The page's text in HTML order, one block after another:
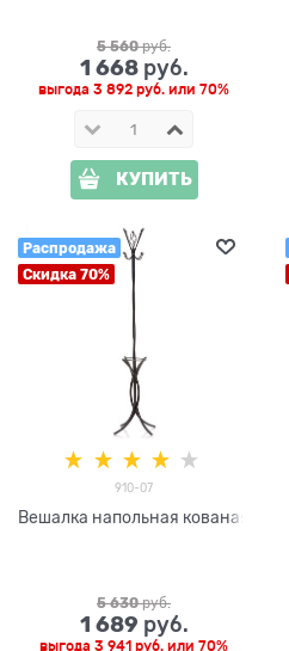
5 560 руб.
1 668 руб.
выгода 3 892 руб. или 70%
КУПИТЬ
Распродажа
Скидка 70%
910-07
Вешалка напольная кованая
5 630 руб.
1 689 руб.
выгода 3 941 руб. или 70%